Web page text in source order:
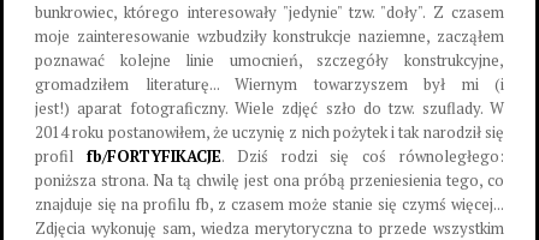
bunkrowiec, którego interesowały "jedynie" tzw. "doły". Z czasem
moje zainteresowanie wzbudziły konstrukcje naziemne, zacząłem
poznawać kolejne linie umocnień, szczegóły konstrukcyjne,
gromadziłem literaturę... Wiernym towarzyszem był mi (i
jest!) aparat fotograficzny. Wiele zdjęć szło do tzw. szuflady. W
2014 roku postanowiłem, że uczynię z nich pożytek i tak narodził się
profil fb/FORTYFIKACJE. Dziś rodzi się coś równoległego:
poniższa strona. Na tą chwilę jest ona próbą przeniesienia tego, co
znajduje się na profilu fb, z czasem może stanie się czymś więcej...
Zdjęcia wykonuję sam, wiedza merytoryczna to przede wszystkim